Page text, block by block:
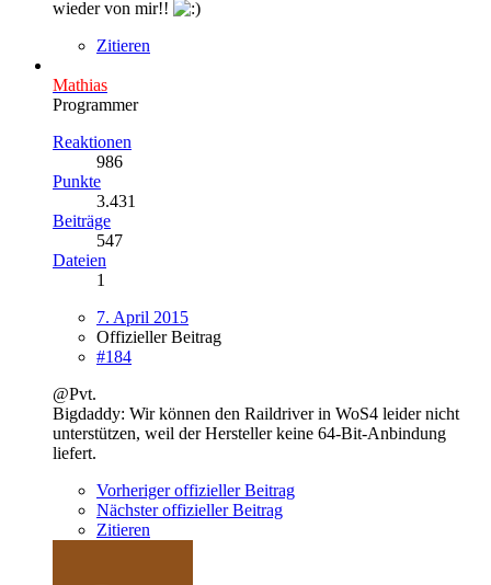
wieder von mir!!
Zitieren
Mathias
Programmer
Reaktionen
986
Punkte
3.431
Beiträge
547
Dateien
1
7. April 2015
Offizieller Beitrag
#184
@Pvt.
Bigdaddy: Wir können den Raildriver in WoS4 leider nicht
unterstützen, weil der Hersteller keine 64-Bit-Anbindung
liefert.
Vorheriger offizieller Beitrag
Nächster offizieller Beitrag
Zitieren